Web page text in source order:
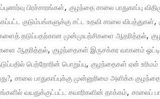
பிரச்சாரங்கள், குழந்தை சாலை பாதுகாப்பு
குடும்பங்களுக்கு சட்ட உதவி சாலை விபத்துகள்,
தடுப்பதற்கான முன்முயற்சிகளை ஆதரித்தல்,
ஆதரித்தல், குழந்தைகள் இருசக்கர வாகனம்
பெற்றோரின் பொறுப்பு, குழந்தைகள் ஏன்
, சாலை பாதுகாப்புக்கு முன்னுரிமை அளிக்க
வயதுக்குட்பட்ட சவாரிகளின் தாக்கம், சாலைப்